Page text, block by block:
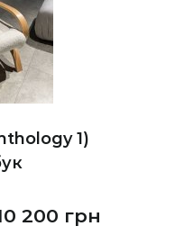
1)
200 грн